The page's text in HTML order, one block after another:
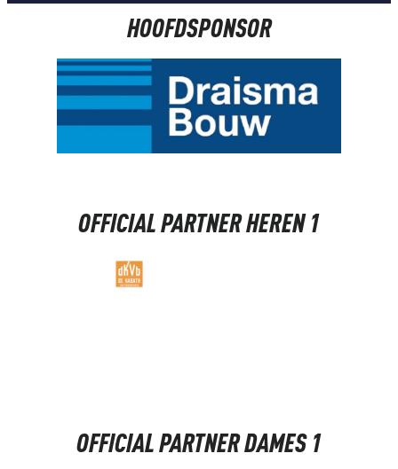
HOOFDSPONSOR
OFFICIAL PARTNERHEREN 1
OFFICIAL PARTNERDAMES 1